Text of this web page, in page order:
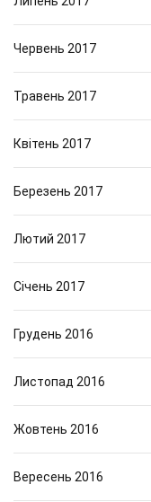
Червень 2017
Травень 2017
Квітень 2017
Березень 2017
Лютий 2017
Січень 2017
Грудень 2016
Листопад 2016
Жовтень 2016
Вересень 2016